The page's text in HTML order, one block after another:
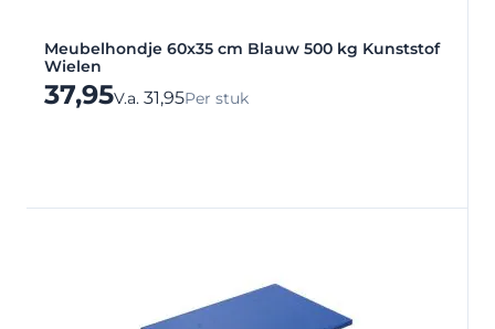
Meubelhondje 60x35 cm Blauw 500 kg Kunststof
Wielen
37,95V.a. 31,95Per stuk